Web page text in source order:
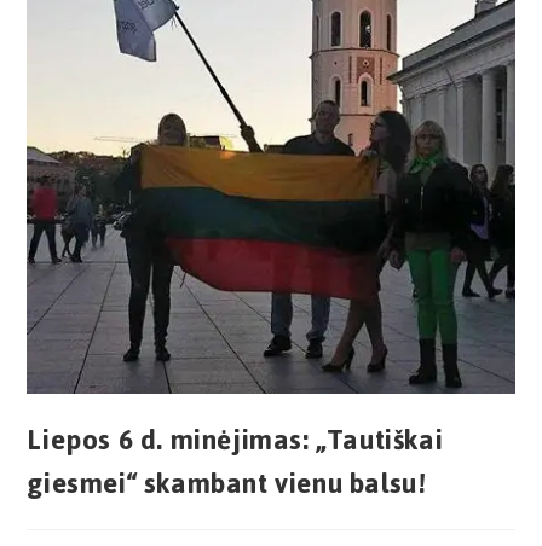
Liepos 6 d. minėjimas: „Tautiškai
giesmei“ skambant vienu balsu!